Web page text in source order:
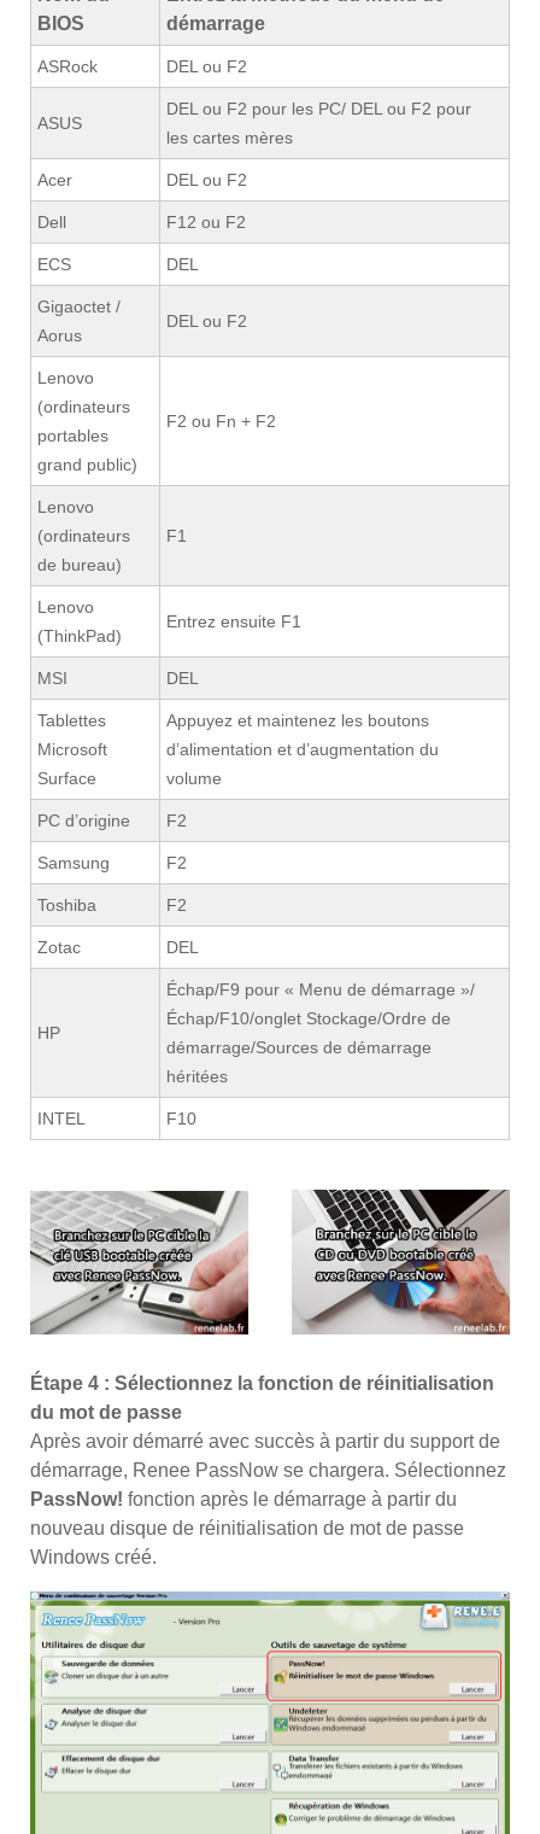
BIOS
démarrage
ASRock DEL ou F2
ASUS
DEL ou F2 pour les PC/ DEL ou F2 pour
les cartes mères
Acer DEL ou F2
Dell F12 ou F2
ECS DEL
Gigaoctet /
Aorus
DEL ou F2
Lenovo
(ordinateurs
portables
grand public)
F2 ou Fn + F2
Lenovo
(ordinateurs
de bureau)
F1
Lenovo
(ThinkPad)
Entrez ensuite F1
MSI DEL
Tablettes
Microsoft
Surface
Appuyez et maintenez les boutons
d’alimentation et d’augmentation du
volume
PC d’origine F2
Samsung F2
Toshiba F2
Zotac DEL
HP
Échap/F9 pour « Menu de démarrage »/
Échap/F10/onglet Stockage/Ordre de
démarrage/Sources de démarrage
héritées
INTEL F10
Étape 4 : Sélectionnez la fonction de réinitialisation
du mot de passe
Après avoir démarré avec succès à partir du support de
démarrage, Renee PassNow se chargera. Sélectionnez
PassNow! fonction après le démarrage à partir du
nouveau disque de réinitialisation de mot de passe
Windows créé.